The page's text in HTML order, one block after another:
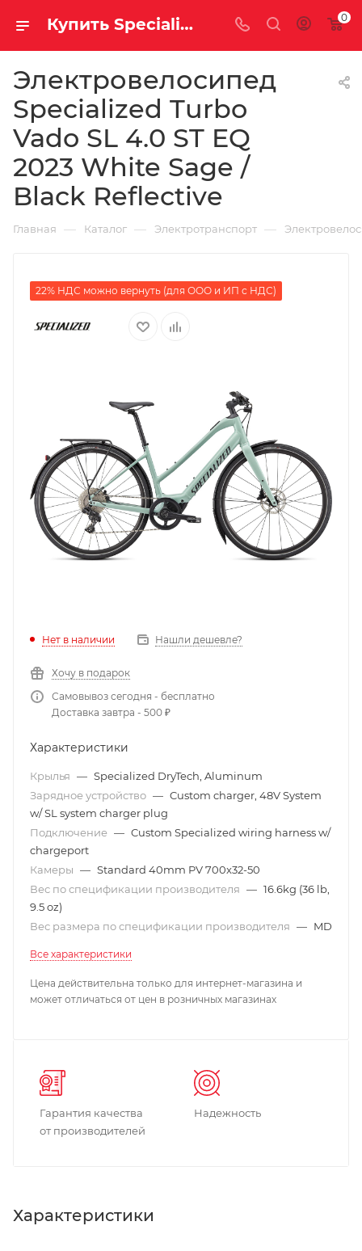
Купить Specialized Turbo Vado SL 4.0 ST EQ 2023 White Sage / Black Reflective за рублей, а со скидкой 0
Электровелосипед
Specialized Turbo
Vado SL 4.0 ST EQ
2023 White Sage /
Black Reflective
Главная — Каталог — Электротранспорт —
22% НДС можно вернуть (для ООО и ИП с НДС)
Нет в наличии Нашли дешевле?
Хочу в подарок
Самовывоз сегодня - бесплатно
Доставка завтра - 500 ₽
Характеристики
Крылья — Specialized DryTech, Aluminum
Зарядное устройство — Custom charger, 48V System
w/ SL system charger plug
Подключение — Custom Specialized wiring harness w/
chargeport
Камеры — Standard 40mm PV 700x32-50
Вес по спецификации производителя — 16.6kg (36 lb,
9.5 oz)
Вес размера по спецификации производителя — MD
Все характеристики
Цена действительна только для интернет-магазина и
может отличаться от цен в розничных магазинах
Гарантия качества
от производителей
Надежность
Характеристики